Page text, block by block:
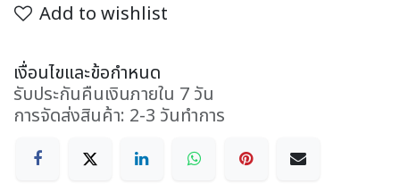
Add to wishlist
เงื่อนไขและข้อกำหนด
รับประกันคืนเงินภายใน 7 วัน
การจัดส่งสินค้า: 2-3 วันทำการ